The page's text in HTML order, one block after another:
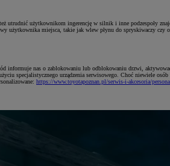
utrudnić użytkownikom ingerencję w silnik i inne podzespoły
użytkownika miejsca, takie jak wlew płynu do spryskiwaczy
nas o zablokowaniu lub odblokowaniu drzwi,
specjalistycznego urządzenia serwisowego. Choć niewiele
https://www.toyotapoznan.pl/serwis-i-akcesoria/